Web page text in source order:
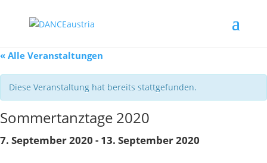
« Alle Veranstaltungen
Diese Veranstaltung hat bereits stattgefunden.
Sommertanztage 2020
7. September 2020 - 13. September 2020